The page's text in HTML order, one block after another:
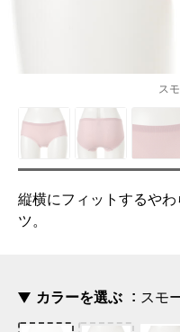
ス
縦横にフィットするや
ツ。
カラーを選ぶ スモ